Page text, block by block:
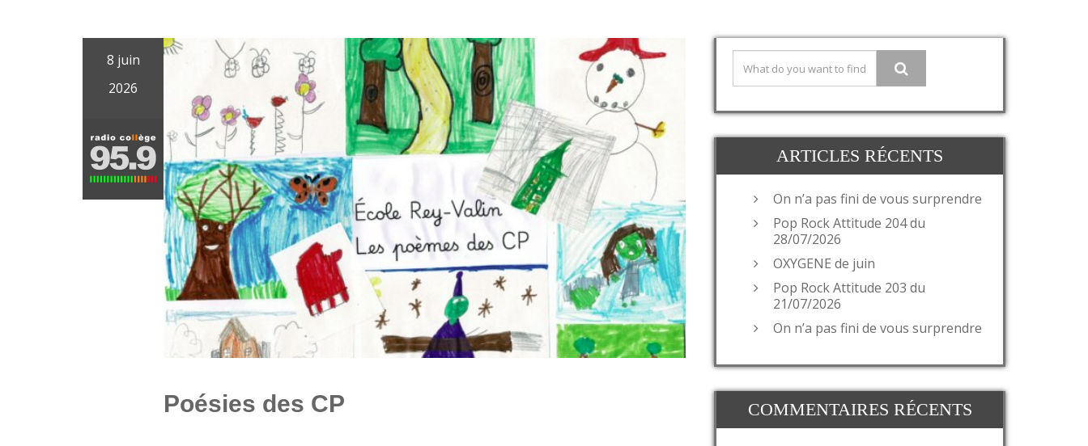
8 juin
2026
Poésies des CP
ARTICLES RÉCENTS
On n’a pas fini de vous surprendre
Pop Rock Attitude 204 du
28/07/2026
OXYGENE de juin
Pop Rock Attitude 203 du
21/07/2026
On n’a pas fini de vous surprendre
COMMENTAIRES RÉCENTS